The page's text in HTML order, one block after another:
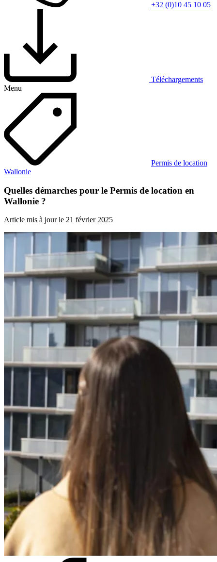
+32 (0)10 45 10 05
Téléchargements
Menu
Permis de location
Wallonie
Quelles démarches pour le Permis de location en
Wallonie ?
Article mis à jour le 21 février 2025